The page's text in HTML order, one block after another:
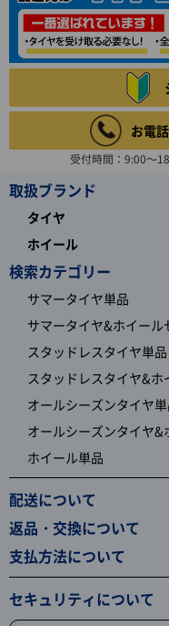
お電
受付時間：9:00～
取扱ブランド
タイヤ
ホイール
検索カテゴリー
サマータイヤ単品
サマータイヤ&ホイール
スタッドレスタイヤ単品
スタッドレスタイヤ&ホ
オールシーズンタイヤ
オールシーズンタイヤ&
ホイール単品
配送について
返品・交換について
支払方法について
セキュリティについて